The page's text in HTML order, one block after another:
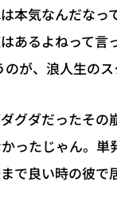
本気なんだなっ
あるよねって言
が、浪人生のス
グダだったそ
ったじゃん。
で良い時の彼